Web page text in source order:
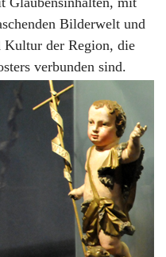
Bilderwelt und
Kultur der Region, die
verbunden sind.